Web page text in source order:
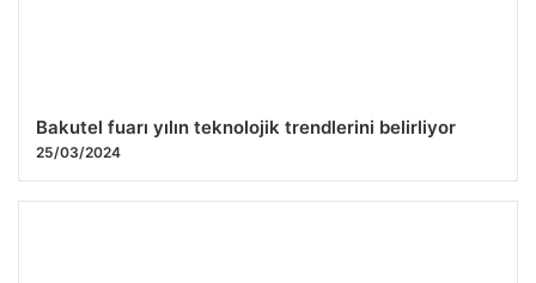
Bakutel fuarı yılın teknolojik trendlerini belirliyor
25/03/2024